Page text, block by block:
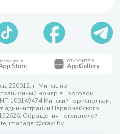
220012, г. Минск, пр.
номер в Торговом
100149474 Минский горисполком,
администрации Первомайского
Обращения покупателей
imanager@cravt.by.